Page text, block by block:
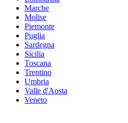
Marche
Molise
Piemonte
Puglia
Sardegna
Sicilia
Toscana
Trentino
Umbria
Valle d'Aosta
Veneto